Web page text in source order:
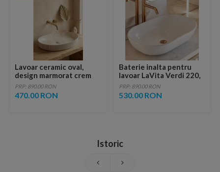
Lavoar ceramic oval,
design marmorat crem
lucios cu vene aurii,
ventil inclus
PRP: 890.00 RON
470.00 RON
Baterie inalta pentru
lavoar LaVita Verdi 220,
fara ventil, brushed
copper
PRP: 890.00 RON
530.00 RON
Istoric